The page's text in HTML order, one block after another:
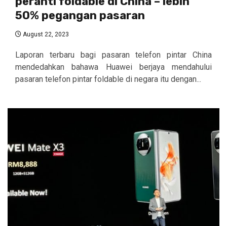
50% pegangan pasaran
August 22, 2023
Laporan terbaru bagi pasaran telefon pintar China
mendedahkan bahawa Huawei berjaya mendahului
pasaran telefon pintar foldable di negara itu dengan...